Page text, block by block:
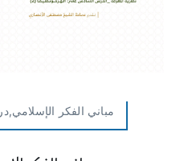
مباني الفكر